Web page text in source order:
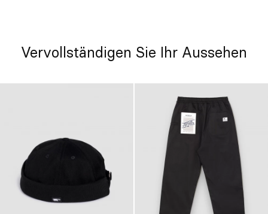
Vervollständigen Sie Ihr Aussehen